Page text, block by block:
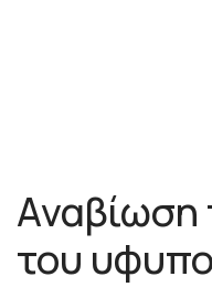
Αναβίωση
του